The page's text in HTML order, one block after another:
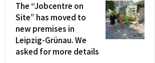
The “Jobcentre on
Site” has moved to
new premises in
Leipzig-Grünau. We
asked for more details